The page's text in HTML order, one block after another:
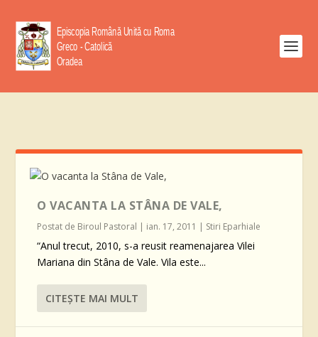
O VACANTA LA STÂNA DE VALE,
Postat de Biroul Pastoral | ian. 17, 2011 | Stiri Eparhiale
“Anul trecut, 2010, s-a reusit reamenajarea Vilei
Mariana din Stâna de Vale. Vila este...
CITEŞTE MAI MULT